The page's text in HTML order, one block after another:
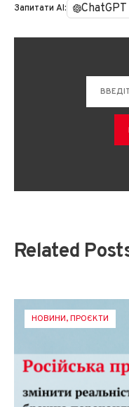
Запитати AI: ChatGPT
Related
НОВИНИ,ПРОЄКТИ